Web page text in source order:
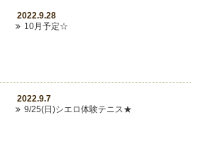
2022.9.28
10月予定☆
2022.9.7
9/25(日)シエロ体験テニス★